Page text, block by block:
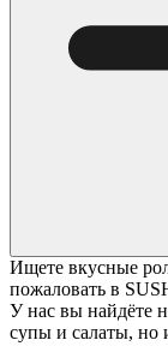
Ищете вкусные
пожаловать в
У нас вы найдёте
супы и салаты, но